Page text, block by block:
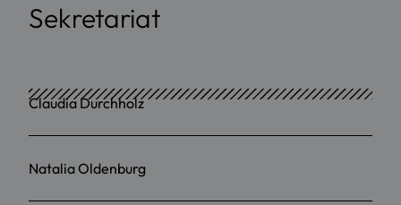
Sekretariat
Claudia Durchholz
Natalia Oldenburg